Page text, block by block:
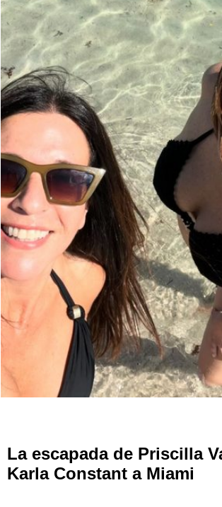
La escapada de Priscilla
Karla Constant a Miami